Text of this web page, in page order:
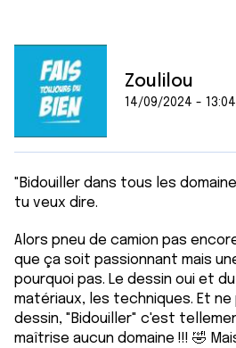
Zoulilou
14/09/2024 - 13:04
"Bidouiller dans tous les
tu veux dire.
Alors pneu de camion pas
que ça soit passionnant mais
pourquoi pas. Le dessin oui et
matériaux, les techniques. Et
dessin, "Bidouiller" c'est
maîtrise aucun domaine !!! 🤣